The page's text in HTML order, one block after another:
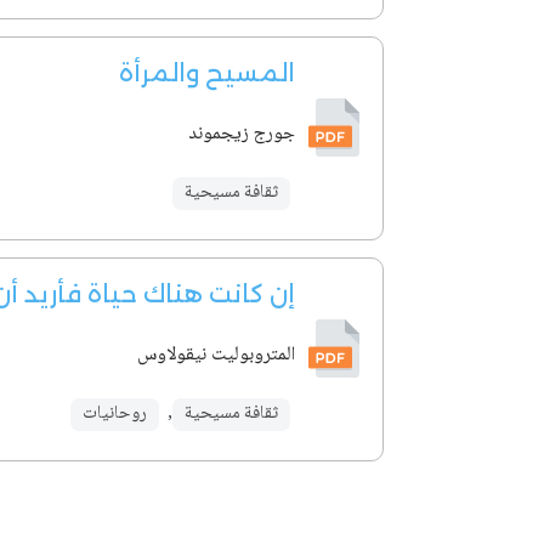
المسيح والمرأة
جورج زيجموند
ثقافة مسيحية
إن كانت هناك حياة فأريد
المتروبوليت نيقولاوس
ثقافة مسيحية , روحانيات